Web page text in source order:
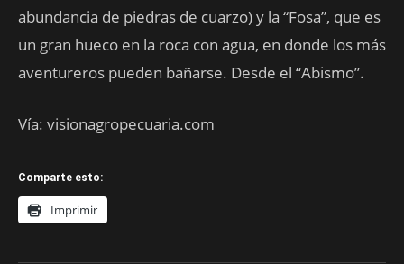
abundancia de piedras de cuarzo) y la “Fosa”, que es
un gran hueco en la roca con agua, en donde los más
aventureros pueden bañarse. Desde el “Abismo”.
Vía: visionagropecuaria.com
Comparte esto:
Imprimir